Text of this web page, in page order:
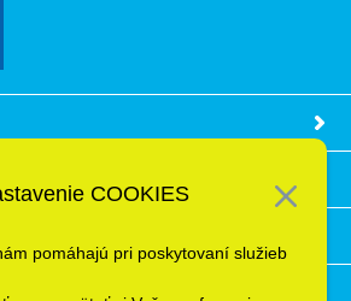
COOKIES
pomáhajú pri poskytovaní služieb